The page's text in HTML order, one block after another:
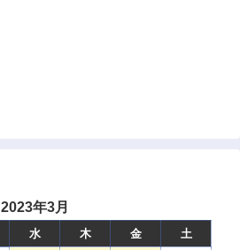
2023年3月
水 木 金
土